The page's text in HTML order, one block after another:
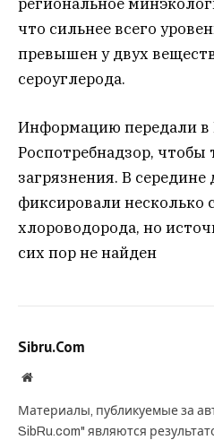
что сильнее всего
превышен у двух
сероуглерода.
Информацию передали в
Роспотребнадзор,
загрязнения. В
фиксировали несколько
хлороводорода, но
сих пор не найден
Sibru.Com
Website
Материалы, публикуемые за
SibRu.com" являются